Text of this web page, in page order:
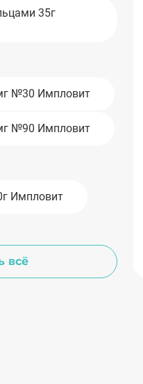
35г
№30 Импловит
№90 Импловит
Импловит
всё